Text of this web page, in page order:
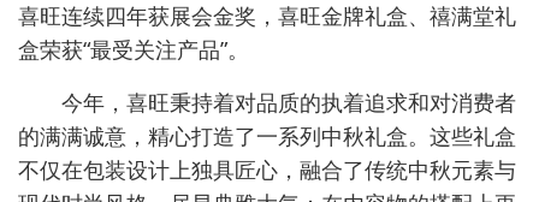
喜旺连续四年获展会金奖，喜旺金牌礼盒、禧满堂礼
盒荣获“最受关注产品”。
今年，喜旺秉持着对品质的执着追求和对消费者
的满满诚意，精心打造了一系列中秋礼盒。这些礼盒
不仅在包装设计上独具匠心，融合了传统中秋元素与